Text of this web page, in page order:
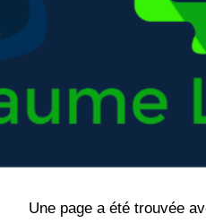
Une page a été trouvée